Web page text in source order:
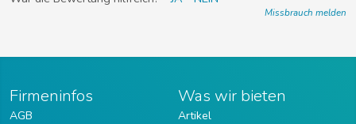
Missbrauch melden
Firmeninfos
AGB
Was wir bieten
Artikel